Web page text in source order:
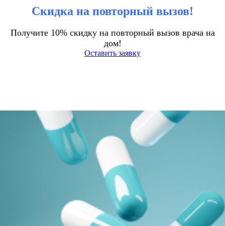
Скидка на повторный вызов!
Получите 10% скидку на повторный вызов врача на
дом!
Оставить заявку